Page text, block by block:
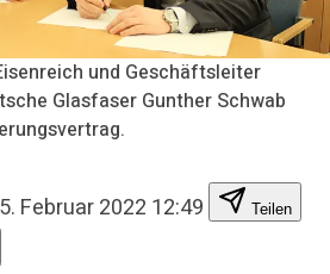
und Geschäftsleiter
Glasfaser Gunther Schwab
Februar 2022 12:49 Teilen